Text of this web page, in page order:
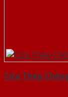
Cửa Thép